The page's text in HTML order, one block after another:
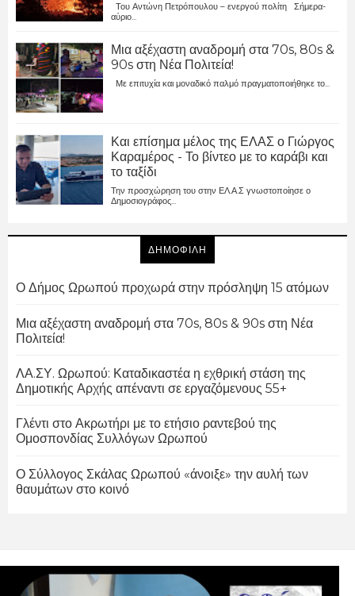
Του Αντώνη Πετρόπουλου – ενεργού πολίτη Σήμερα-
αύριο...
Μια αξέχαστη αναδρομή στα 70s, 80s &
90s στη Νέα Πολιτεία!
Με επιτυχία και μοναδικό παλμό πραγματοποιήθηκε το...
Και επίσημα μέλος της ΕΛΑΣ ο Γιώργος
Καραμέρος - Το βίντεο με το καράβι και
το ταξίδι
Την προσχώρηση του στην ΕΛ.Α.Σ γνωστοποίησε ο
Δημοσιογράφος...
ΔΗΜΟΦΙΛΗ
Ο Δήμος Ωρωπού προχωρά στην πρόσληψη 15 ατόμων
Μια αξέχαστη αναδρομή στα 70s, 80s & 90s στη Νέα
Πολιτεία!
ΛΑ.ΣΥ. Ωρωπού: Καταδικαστέα η εχθρική στάση της
Δημοτικής Αρχής απέναντι σε εργαζόμενους 55+
Γλέντι στο Ακρωτήρι με το ετήσιο ραντεβού της
Ομοσπονδίας Συλλόγων Ωρωπού
Ο Σύλλογος Σκάλας Ωρωπού «άνοιξε» την αυλή των
θαυμάτων στο κοινό